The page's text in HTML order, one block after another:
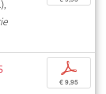
p
€ 9,95